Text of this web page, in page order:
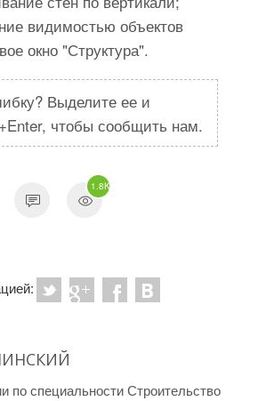
видимостью объектов
окно "Структура".
Выделите ее и
чтобы сообщить нам.
1.8K
по специальности Строительство